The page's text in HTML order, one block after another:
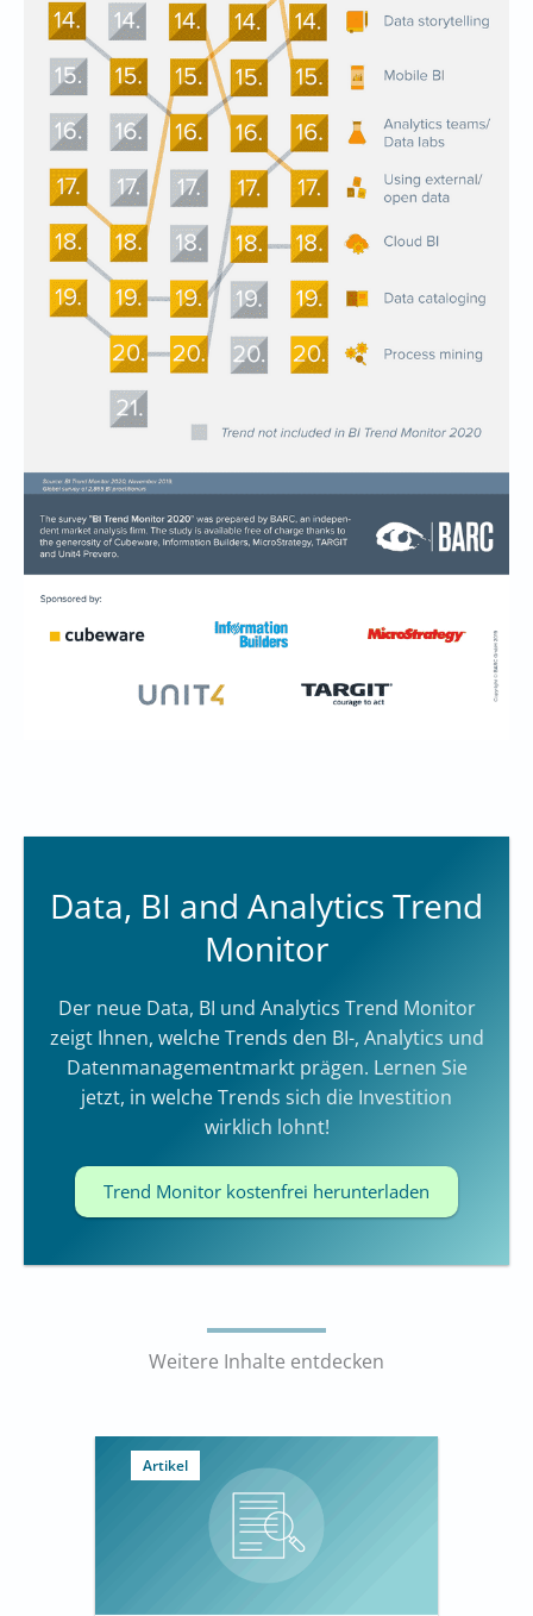
Data, BI and Analytics Trend
Monitor
Der neue Data, BI und Analytics Trend Monitor
zeigt Ihnen, welche Trends den BI-, Analytics und
Datenmanagementmarkt prägen. Lernen Sie
jetzt, in welche Trends sich die Investition
wirklich lohnt!
Trend Monitor kostenfrei herunterladen
Weitere Inhalte entdecken
Artikel